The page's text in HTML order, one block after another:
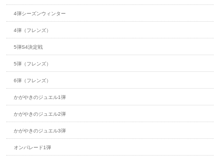
4弾シーズンウィンター
4弾（フレンズ）
5弾S4決定戦
5弾（フレンズ）
6弾（フレンズ）
かがやきのジュエル1弾
かがやきのジュエル2弾
かがやきのジュエル3弾
オンパレード1弾